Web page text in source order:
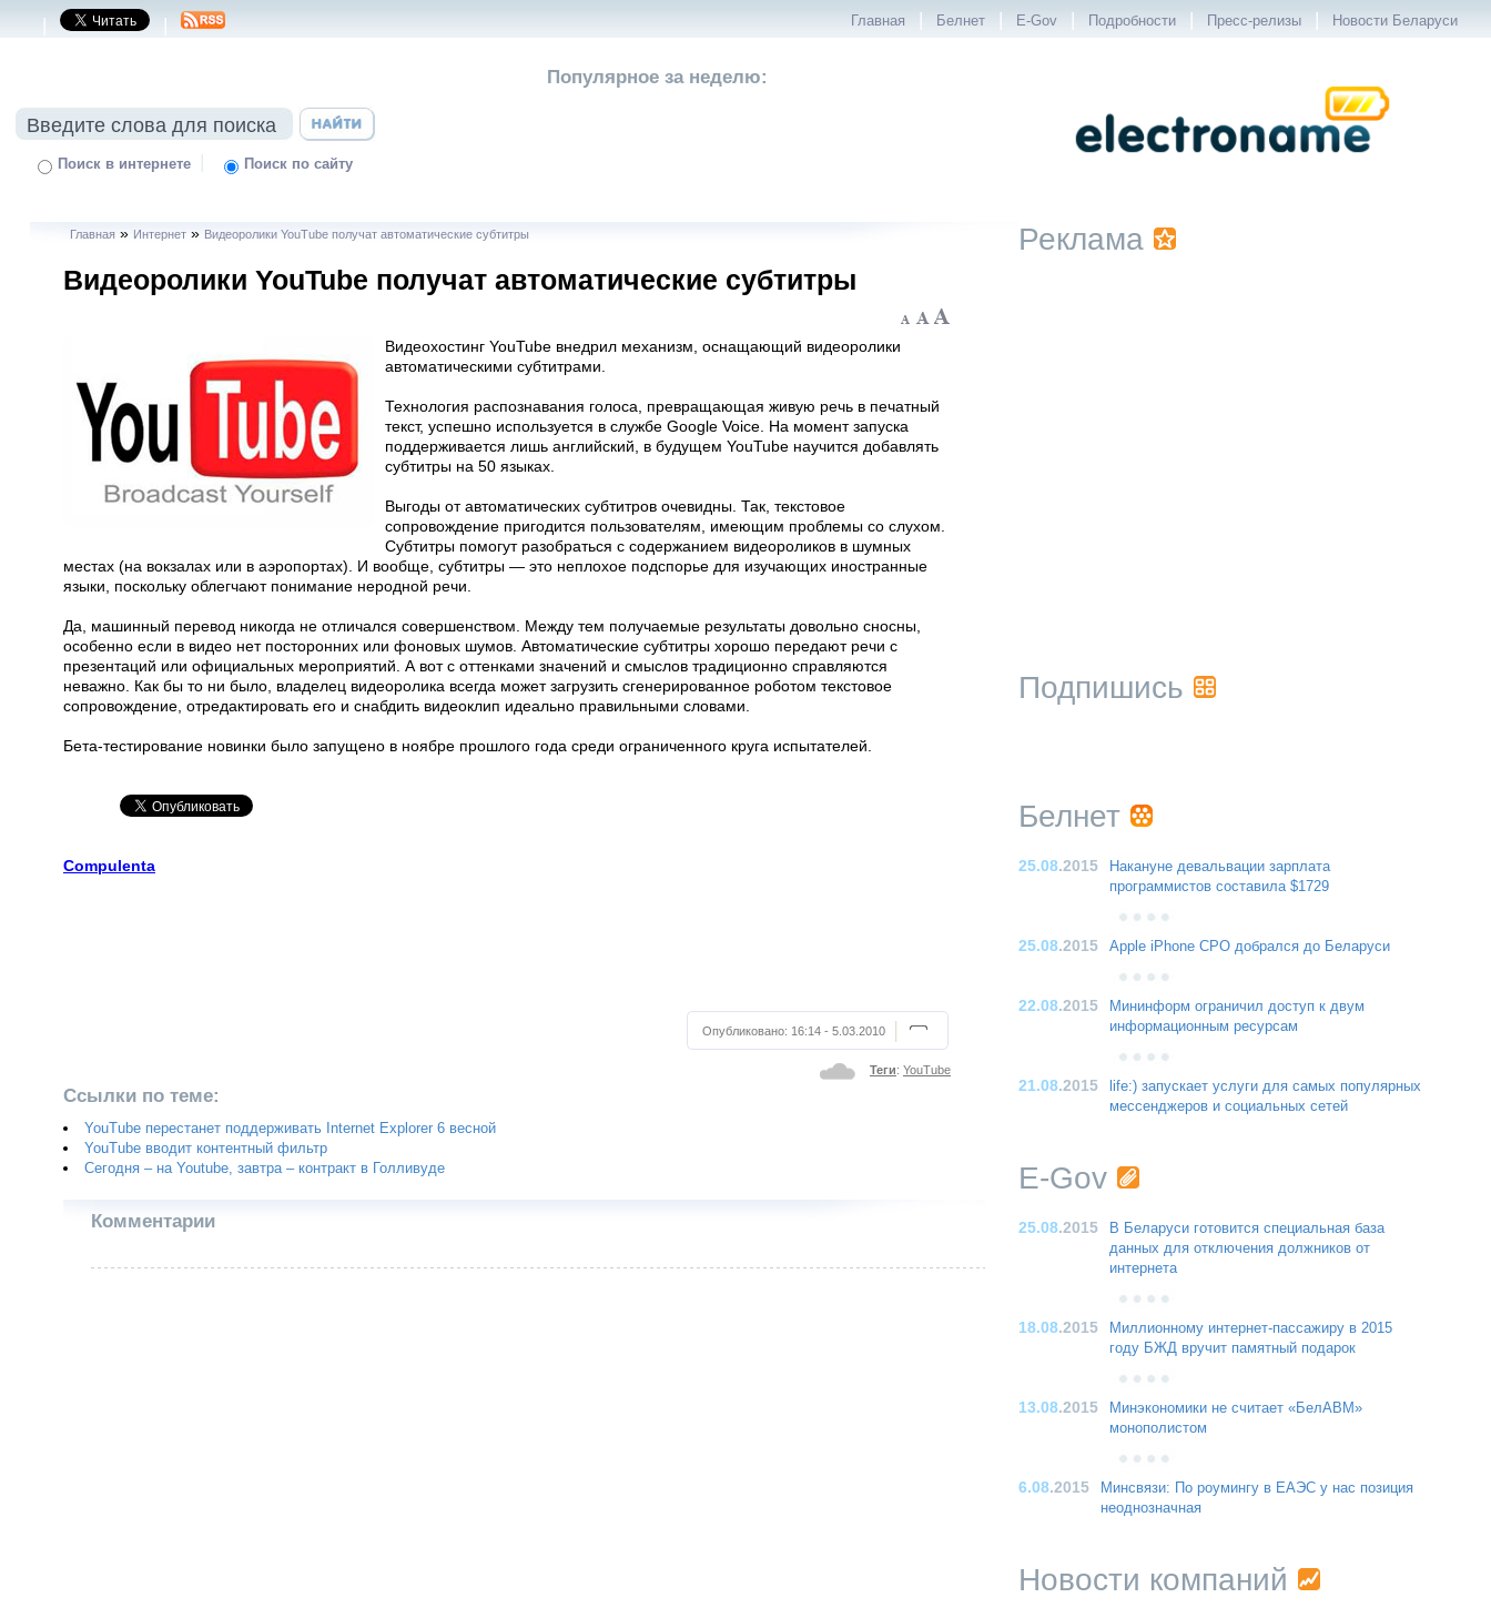
| | Главная | Белнет | E-Gov | Подробности | Пресс-релизы | Новости Беларуси
Поиск в интернете | Поиск по сайту
Популярное за неделю:
Главная » Интернет» Видеоролики YouTube получат автоматические субтитры
Видеоролики YouTube получат автоматические субтитры
Видеохостинг YouTube внедрил механизм, оснащающий видеоролики
автоматическими субтитрами.
Технология распознавания голоса, превращающая живую речь в печатный
текст, успешно используется в службе Google Voice. На момент запуска
поддерживается лишь английский, в будущем YouTube научится добавлять
субтитры на 50 языках.
Выгоды от автоматических субтитров очевидны. Так, текстовое
сопровождение пригодится пользователям, имеющим проблемы со слухом.
Субтитры помогут разобраться с содержанием видеороликов в шумных
местах (на вокзалах или в аэропортах). И вообще, субтитры — это неплохое подспорье для изучающих иностранные
языки, поскольку облегчают понимание неродной речи.
Да, машинный перевод никогда не отличался совершенством. Между тем получаемые результаты довольно сносны,
особенно если в видео нет посторонних или фоновых шумов. Автоматические субтитры хорошо передают речи с
презентаций или официальных мероприятий. А вот с оттенками значений и смыслов традиционно справляются
неважно. Как бы то ни было, владелец видеоролика всегда может загрузить сгенерированное роботом текстовое
сопровождение, отредактировать его и снабдить видеоклип идеально правильными словами.
Бета-тестирование новинки было запущено в ноябре прошлого года среди ограниченного круга испытателей.
Compulenta
Опубликовано: 16:14 - 5.03.2010
Теги: YouTube
Ссылки по теме:
YouTube перестанет поддерживать Internet Explorer 6 весной
YouTube вводит контентный фильтр
Сегодня – на Youtube, завтра – контракт в Голливуде
Комментарии
Реклама
Подпишись
Белнет
25.08.2015
Накануне девальвации зарплата
программистов составила $1729
25.08.2015 Apple iPhone CPO добрался до Беларуси
22.08.2015
Мининформ ограничил доступ к двум
информационным ресурсам
21.08.2015
life:) запускает услуги для самых популярных
мессенджеров и социальных сетей
E-Gov
25.08.2015
В Беларуси готовится специальная база
данных для отключения должников от
интернета
18.08.2015
Миллионному интернет-пассажиру в 2015
году БЖД вручит памятный подарок
13.08.2015
Минэкономики не считает «БелАВМ»
монополистом
6.08.2015
Минсвязи: По роумингу в ЕАЭС у нас позиция
неоднозначная
Новости компаний